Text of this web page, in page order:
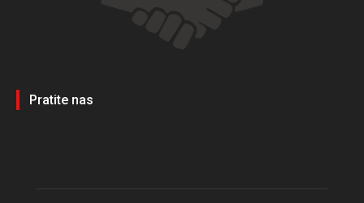
Pratite nas